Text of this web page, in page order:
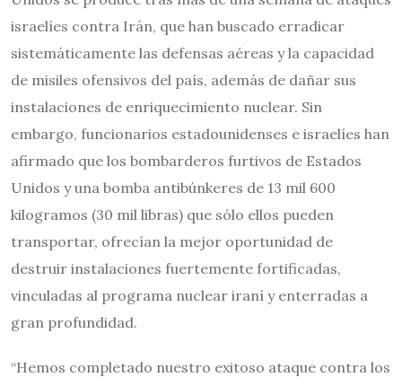
israelíes contra Irán, que han buscado erradicar
sistemáticamente las defensas aéreas y la capacidad
de misiles ofensivos del país, además de dañar sus
instalaciones de enriquecimiento nuclear. Sin
embargo, funcionarios estadounidenses e israelíes han
afirmado que los bombarderos furtivos de Estados
Unidos y una bomba antibúnkeres de 13 mil 600
kilogramos (30 mil libras) que sólo ellos pueden
transportar, ofrecían la mejor oportunidad de
destruir instalaciones fuertemente fortificadas,
vinculadas al programa nuclear iraní y enterradas a
gran profundidad.
“Hemos completado nuestro exitoso ataque contra los